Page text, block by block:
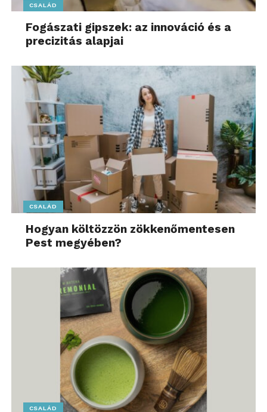
CSALÁD
Fogászati gipszek: az innováció és a
precizitás alapjai
CSALÁD
Hogyan költözzön zökkenőmentesen
Pest megyében?
CSALÁD